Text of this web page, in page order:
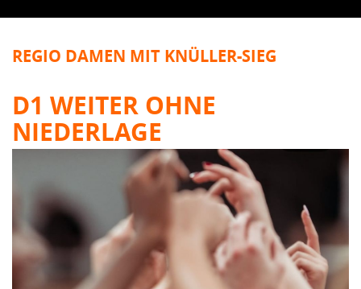
REGIO DAMEN MIT KNÜLLER-SIEG
D1 WEITER OHNE
NIEDERLAGE